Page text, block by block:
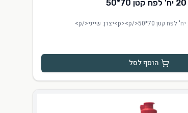
הוסף לסל